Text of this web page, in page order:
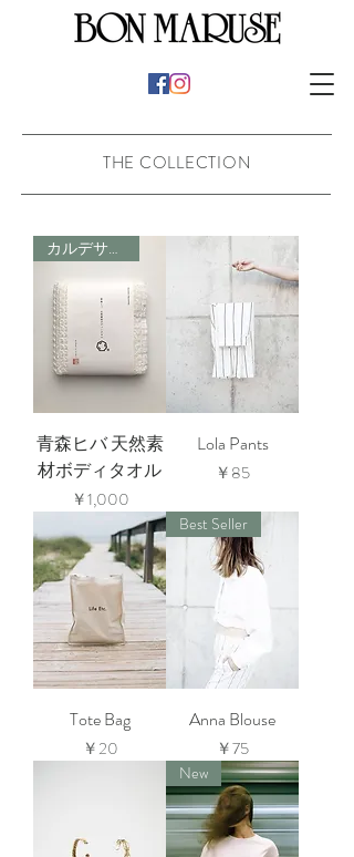
THE COLLECTION
カルデサック
青森ヒバ 天然素
材ボディタオル
価格
￥1,000
Lola Pants
価格
￥85
Tote Bag
価格
￥20
Best Seller
Anna Blouse
価格
￥75
New